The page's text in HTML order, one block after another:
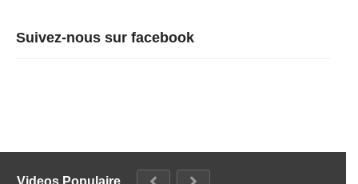
Suivez-nous sur facebook
Videos Populaire